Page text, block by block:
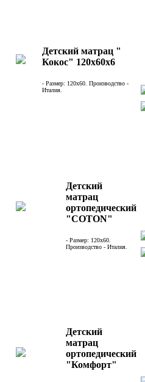
Детский матрац "
Кокос" 120х60х6
- Размер: 120х60. Производство -
Италия.
Детский
матрац
ортопедический
"COTON"
- Размер: 120х60.
Производство - Италия.
Детский
матрац
ортопедический
"Комфорт"